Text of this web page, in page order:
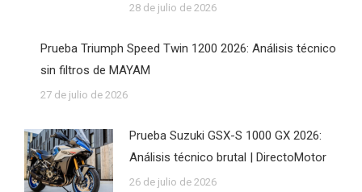
28 de julio de 2026
Prueba Triumph Speed Twin 1200 2026: Análisis técnico
sin filtros de MAYAM
27 de julio de 2026
Prueba Suzuki GSX-S 1000 GX 2026:
Análisis técnico brutal | DirectoMotor
26 de julio de 2026